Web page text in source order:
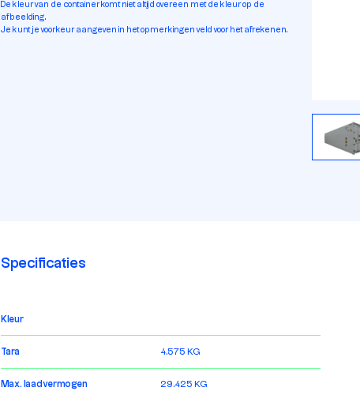
De kleur van de container komt niet altijd overeen met de kleur op de
afbeelding.
Je kunt je voorkeur aangeven in het opmerkingen veld voor het afrekenen.
Specificaties
Kleur
Tara 4.575 KG
Max. laadvermogen 29.425 KG